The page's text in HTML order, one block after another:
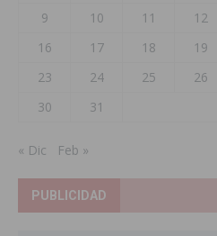
9
10 11 12
16
17 18 19
23
24 25 26
30
31
« Dic Feb »
PUBLICIDAD